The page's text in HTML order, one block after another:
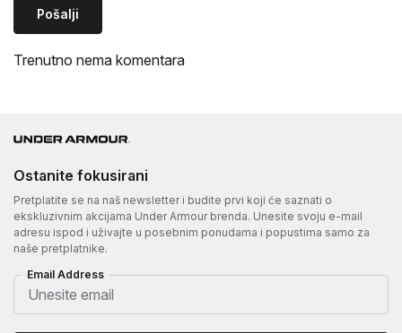
Pošalji
Trenutno nema komentara
Ostanite fokusirani
Pretplatite se na naš newsletter i budite prvi koji će saznati o
ekskluzivnim akcijama Under Armour brenda. Unesite svoju e-mail
adresu ispod i uživajte u posebnim ponudama i popustima samo za
naše pretplatnike.
Email Address